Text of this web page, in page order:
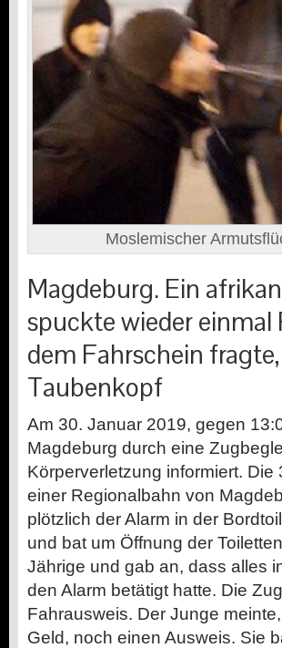
Moslemischer
Magdeburg. Ein
spuckte wieder einmal
dem Fahrschein
Taubenkopf
Am 30. Januar 2019, gegen
Magdeburg durch eine
Körperverletzung informiert.
einer Regionalbahn von
plötzlich der Alarm in der
und bat um Öffnung der
Jährige und gab an, dass alles
den Alarm betätigt hatte. Die
Fahrausweis. Der Junge
Geld, noch einen Ausweis. Sie